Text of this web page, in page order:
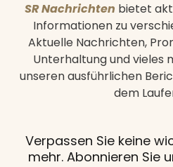
SR Nachrichten bietet
Informationen zu
Aktuelle Nachrichten,
Unterhaltung und vieles
unseren ausführlichen
dem
Verpassen Sie keine
mehr. Abonnieren Sie